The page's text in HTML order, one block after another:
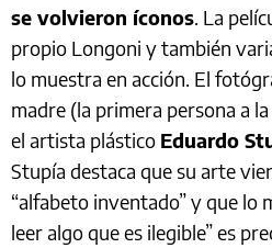
se volvieron íconos. La
propio Longoni y también
lo muestra en acción. El
madre (la primera persona a
el artista plástico Eduardo
Stupía destaca que su arte
“alfabeto inventado” y que lo
leer algo que es ilegible” es